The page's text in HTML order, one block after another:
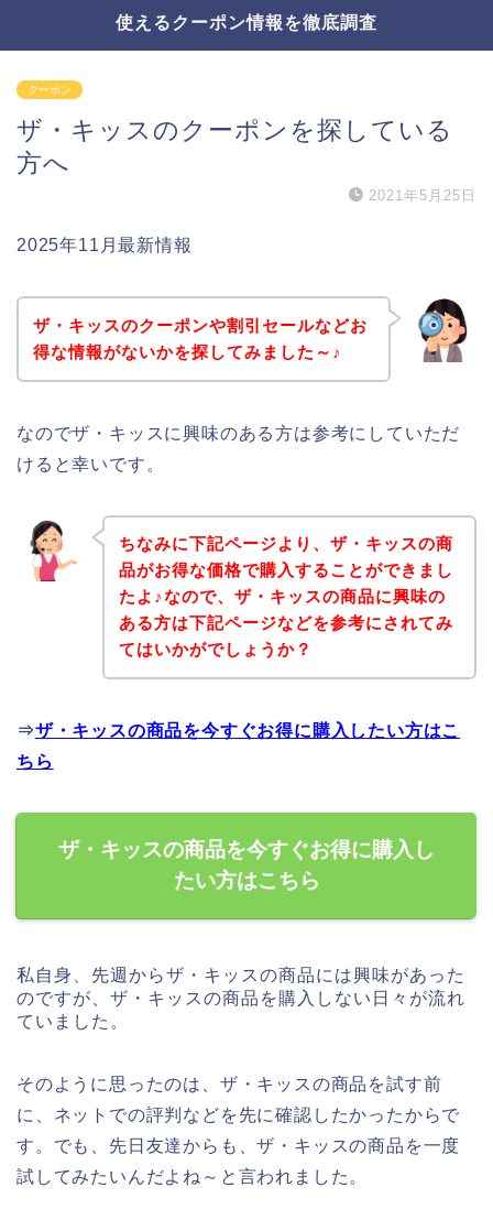
使えるクーポン情報を徹底調査
クーポン
ザ・キッスのクーポンを探している
方へ
2021年5月25日
2025年11月最新情報
ザ・キッスのクーポンや割引セールなどお
得な情報がないかを探してみました～♪
なのでザ・キッスに興味のある方は参考にしていただ
けると幸いです。
ちなみに下記ページより、ザ・キッスの商
品がお得な価格で購入することができまし
たよ♪なので、ザ・キッスの商品に興味の
ある方は下記ページなどを参考にされてみ
てはいかがでしょうか？
⇒ザ・キッスの商品を今すぐお得に購入したい方はこ
ちら
ザ・キッスの商品を今すぐお得に購入し
たい方はこちら
私自身、先週からザ・キッスの商品には興味があった
のですが、ザ・キッスの商品を購入しない日々が流れ
ていました。
そのように思ったのは、ザ・キッスの商品を試す前
に、ネットでの評判などを先に確認したかったからで
す。でも、先日友達からも、ザ・キッスの商品を一度
試してみたいんだよね～と言われました。